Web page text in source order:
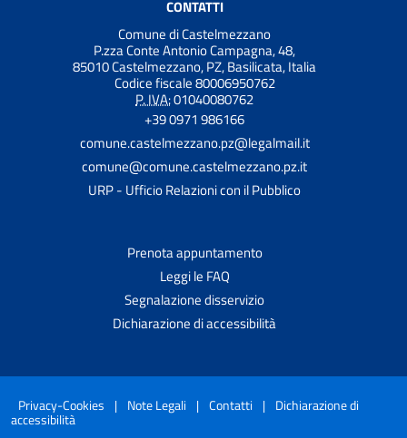
CONTATTI
Comune di Castelmezzano
P.zza Conte Antonio Campagna, 48,
85010 Castelmezzano, PZ, Basilicata, Italia
Codice fiscale 80006950762
P. IVA:01040080762
+39 0971 986166
comune.castelmezzano.pz@legalmail.it
comune@comune.castelmezzano.pz.it
URP - Ufficio Relazioni con il Pubblico
Prenota appuntamento
Leggi le FAQ
Segnalazione disservizio
Dichiarazione di accessibilità
Privacy-Cookies | Note Legali | Contatti | Dichiarazione di
accessibilità